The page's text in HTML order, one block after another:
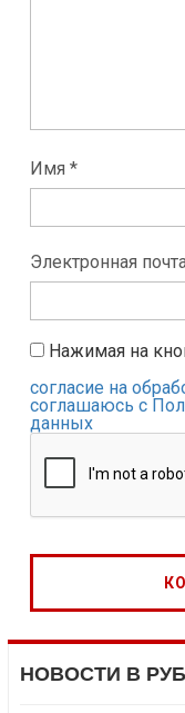
Имя *
Электронная
Нажимая на
согласие на
соглашаюсь с
данных
НОВОСТИ В